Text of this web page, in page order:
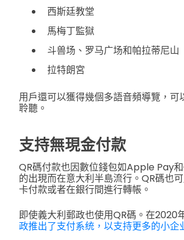
西斯廷教堂
馬梅丁監獄
斗兽场、罗马广场和帕拉蒂尼山
拉特朗宮
用戶還可以獲得幾個多語音頻導覽，可
聆聽。
支持無現金付款
QR碼付款也因數位錢包如Apple Pay
的出現而在意大利半島流行。QR碼也
卡付款或者在銀行間進行轉帳。
即使義大利郵政也使用QR碼。在2020
政推出了支付系统，以支持更多的小企